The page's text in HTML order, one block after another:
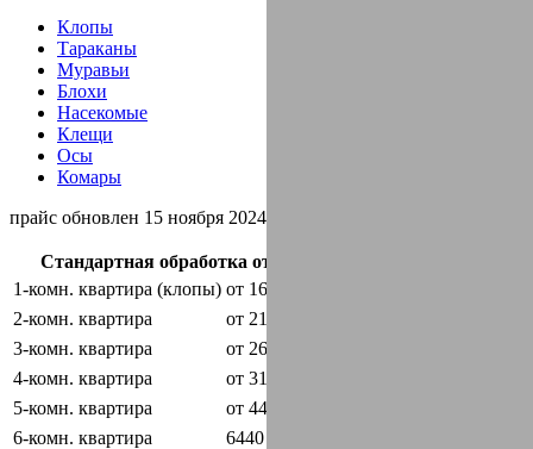
Клопы
Тараканы
Муравьи
Блохи
Насекомые
Клещи
Осы
Комары
прайс обновлен 15 ноября 2024 г.
Стандартная обработка от клопов + гарантия
1-комн. квартира (клопы) от 1600 руб.
2-комн. квартира от 2100 руб.
3-комн. квартира от 2600 руб.
4-комн. квартира от 3100 руб.
5-комн. квартира от 4440 руб.
6-комн. квартира 6440 руб.